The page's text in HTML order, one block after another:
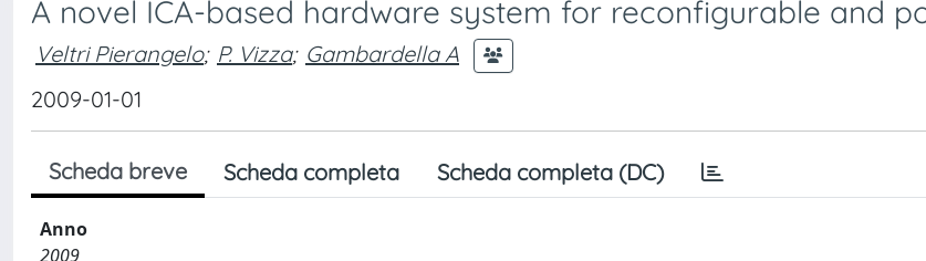
A novel ICA-based hardware system for reconfigurable and
Veltri Pierangelo; P. Vizza; Gambardella A
2009-01-01
Scheda breve Scheda completa Scheda completa (DC)
Anno
2009